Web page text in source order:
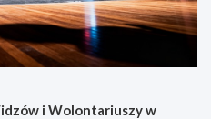
i Wolontariuszy w